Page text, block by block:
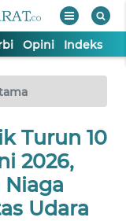
Opini Indeks
Turun 10
2026,
Udara